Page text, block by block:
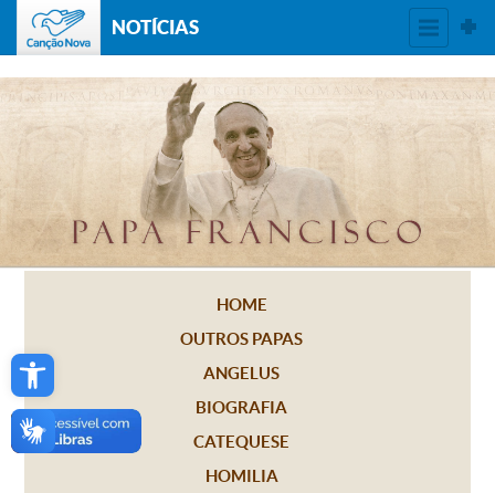
Open toolbar
NOTÍCIAS
HOME
OUTROS PAPAS
ANGELUS
BIOGRAFIA
CATEQUESE
HOMILIA